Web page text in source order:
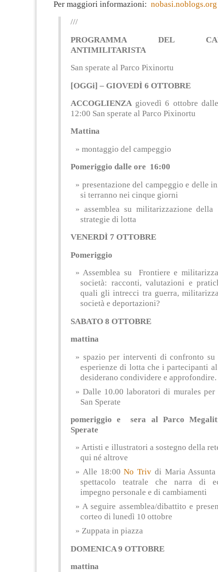
Per maggiori informazioni: nobasi.noblogs.org
///
PROGRAMMA DEL
ANTIMILITARISTA
San sperate al Parco Pixinortu
[OGGi] – GIOVEDÌ 6 OTTOBRE
ACCOGLIENZA giovedì 6 ottobre
12:00 San sperate al Parco Pixinortu
Mattina
montaggio del campeggio
Pomeriggio dalle ore 16:00
presentazione del campeggio e delle
si terranno nei cinque giorni
assemblea su militarizzazione della
strategie di lotta
VENERDÌ 7 OTTOBRE
Pomeriggio
Assemblea su Frontiere e
società: racconti, valutazioni e
quali gli intrecci tra guerra,
società e deportazioni?
SABATO 8 OTTOBRE
mattina
spazio per interventi di confronto su
esperienze di lotta che i partecipanti
desiderano condividere e approfondire.
Dalle 10.00 laboratori di murales per
San Sperate
pomeriggio e sera al Parco
Sperate
Artisti e illustratori a sostegno della
qui né altrove
Alle 18:00No Triv di Maria Assunta
spettacolo teatrale che narra di
impegno personale e di cambiamenti
A seguire assemblea/dibattito e
corteo di lunedì 10 ottobre
Zuppata in piazza
DOMENICA 9 OTTOBRE
mattina